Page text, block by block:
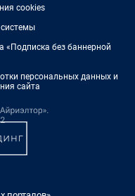
cookies
«Подписка без баннерной
персональных данных и
сайта